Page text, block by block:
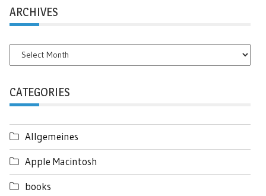
ARCHIVES
Archives
CATEGORIES
Allgemeines
Apple Macintosh
books